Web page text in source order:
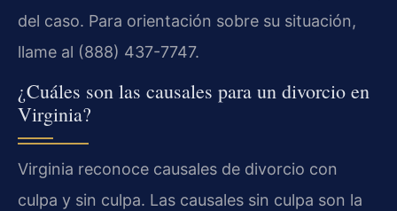
del caso. Para orientación sobre su situación,
llame al (888) 437-7747.
¿Cuáles son las causales para un divorcio en
Virginia?
Virginia reconoce causales de divorcio con
culpa y sin culpa. Las causales sin culpa son la